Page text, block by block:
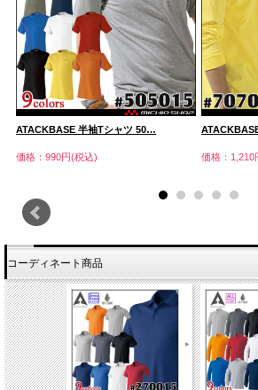
ATACKBASE 半袖Tシャツ 50…
価格：990円(税込) 価格：1,210
コーディネート商品